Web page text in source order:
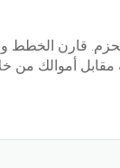
قارن الخطط
مقابل أموالك من